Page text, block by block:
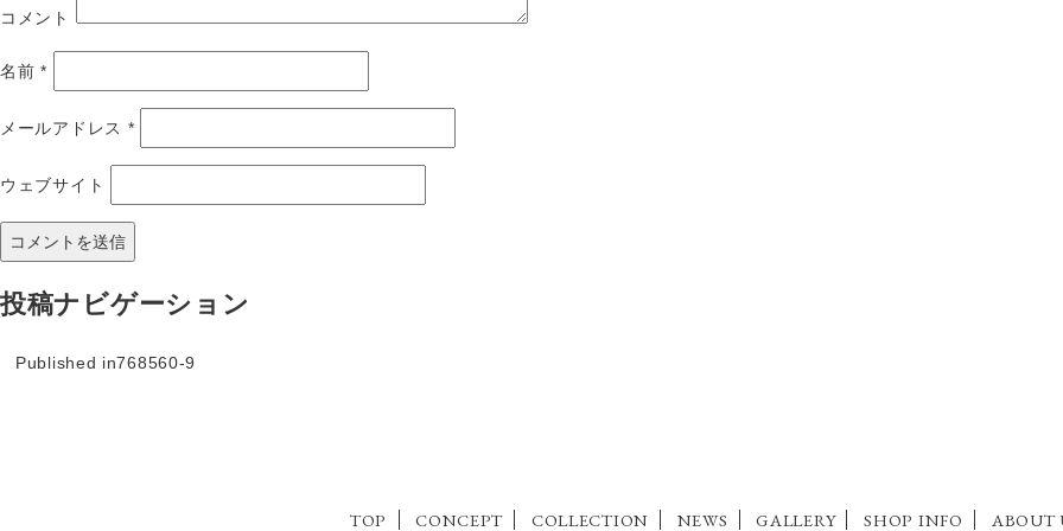
コメント
名前*
メールアドレス *
ウェブサイト
投稿ナビゲーション
Published in768560-9
TOP CONCEPT COLLECTION NEWS GALLERY SHOP INFO ABOUT